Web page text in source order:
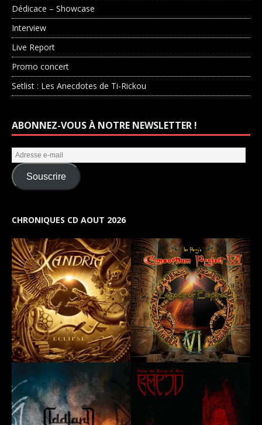
Dédicace – Showcase
Interview
Live Report
Promo concert
Setlist : Les Anecdotes de Ti-Rickou
ABONNEZ-VOUS À NOTRE NEWSLETTER !
Souscrire
CHRONIQUES CD AOUT 2026